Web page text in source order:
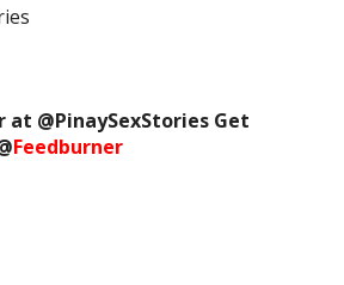
at @PinaySexStories Get
Feedburner